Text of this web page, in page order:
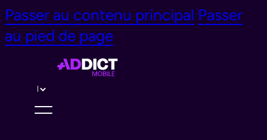
Passer au contenu principal Passer
au pied de page
Langue￰